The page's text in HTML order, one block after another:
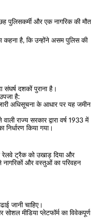
पुलिसकर्मी और एक नागरिक की मौत
कहना है, कि उन्होंने असम पुलिस की
दशकों पुराना है।
है:
अधिसूचना के आधार पर यह जमीन
राज्य सरकार द्वारा वर्ष 1933 में
किया गया।
रेलवे ट्रैक को उखाड़ दिया और
नागरिकों और वस्तुओं का परिवहन
जानी चाहिए।
मीडिया प्लेटफॉर्म का विवेकपूर्ण